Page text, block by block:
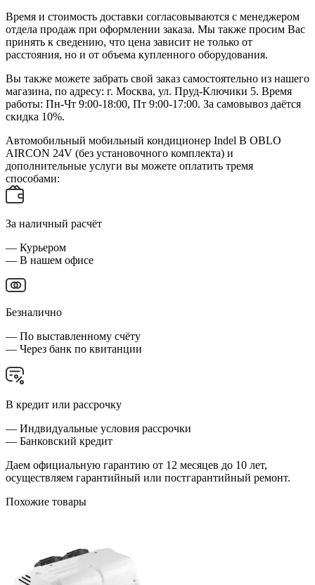
Время и стоимость доставки согласовываются с менеджером
отдела продаж при оформлении заказа. Мы также просим Вас
принять к сведению, что цена зависит не только от
расстояния, но и от объема купленного оборудования.
Вы также можете забрать свой заказ самостоятельно из нашего
магазина, по адресу: г. Москва, ул. Пруд-Ключики 5. Время
работы: Пн-Чт 9:00-18:00, Пт 9:00-17:00. За самовывоз даётся
скидка 10%.
Автомобильный мобильный кондиционер Indel B OBLO
AIRCON 24V (без установочного комплекта) и
дополнительные услуги вы можете оплатить тремя
способами:
За наличный расчёт
— Курьером
— В нашем офисе
Безналично
— По выставленному счёту
— Через банк по квитанции
В кредит или рассрочку
— Индвидуальные условия рассрочки
— Банковский кредит
Даем официальную гарантию от 12 месяцев до 10 лет,
осуществляем гарантийный или постгарантийный ремонт.
Похожие товары